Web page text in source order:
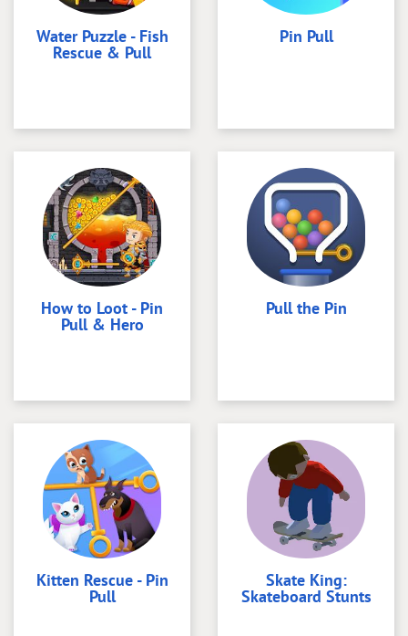
Water Puzzle - Fish
Rescue & Pull
Pin Pull
How to Loot - Pin
Pull & Hero
Pull the Pin
Kitten Rescue - Pin
Pull
Skate King:
Skateboard Stunts